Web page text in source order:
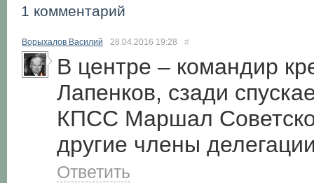
1 комментарий
Ворыхалов Василий 28.04.2016 19:28 #
В центре – командир
Лапенков, сзади
КПСС Маршал
другие члены
Ответить